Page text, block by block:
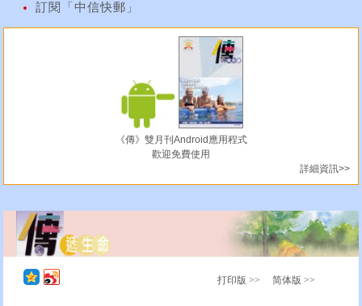
訂閱「中信快郵」
《傳》雙月刊Android應用程式
歡迎免費使用
詳細資訊>>
打印版 >> 简体版 >>